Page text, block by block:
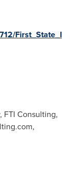
First_State_I
FTI Consulting,
,